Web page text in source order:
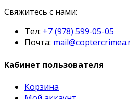
Свяжитесь с нами:
Тел: +7 (978) 599-05-05
Почта:
Кабинет пользователя
Корзина